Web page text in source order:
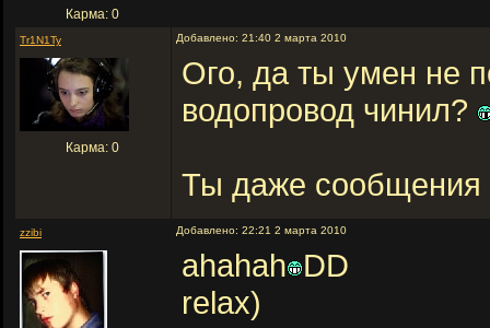
Карма: 0
Tr1N1Ty
Карма: 0
Добавлено: 21:40 2 марта 2010
Ого, да ты умен не
водопровод чинил?
Ты даже
zzibi Добавлено: 22:21 2 марта 2010
ahahah DD
relax)